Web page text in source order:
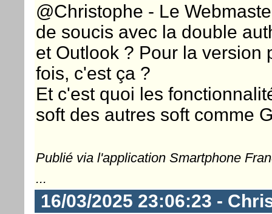
@Christophe - Le
de soucis avec la double
et Outlook ? Pour la version
fois, c'est ça ?
Et c'est quoi les
soft des autres soft comme
Publié via l'application Smartphone
...
16/03/2025 23:06:23 -